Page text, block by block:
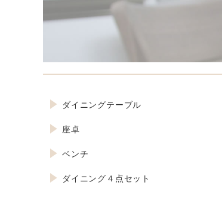
ダイニングテーブル
座卓
ベンチ
ダイニング４点セット